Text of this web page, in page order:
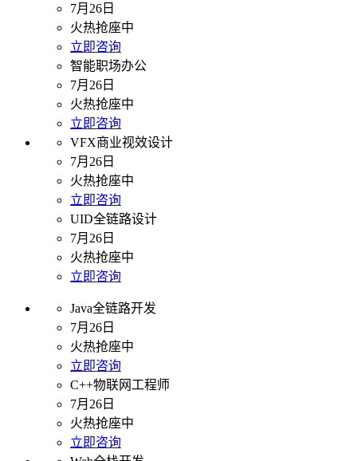
7月26日
火热抢座中
立即咨询
智能职场办公
7月26日
火热抢座中
立即咨询
VFX商业视效设计
7月26日
火热抢座中
立即咨询
UID全链路设计
7月26日
火热抢座中
立即咨询
Java全链路开发
7月26日
火热抢座中
立即咨询
C++物联网工程师
7月26日
火热抢座中
立即咨询